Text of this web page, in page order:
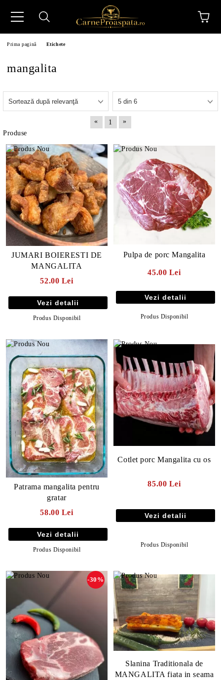
30%
Prima pagină Etichete
mangalita
« 1
»
Produse
JUMARI BOIERESTI DE
MANGALITA
52.00 Lei
Vezi detalii
Produs Disponibil
Pulpa de porc Mangalita
45.00 Lei
Vezi detalii
Produs Disponibil
Patrama mangalita pentru
gratar
58.00 Lei
Vezi detalii
Produs Disponibil
Cotlet porc Mangalita cu os
85.00 Lei
Vezi detalii
Produs Disponibil
-30%
Slanina Traditionala de
MANGALITA fiata in seama